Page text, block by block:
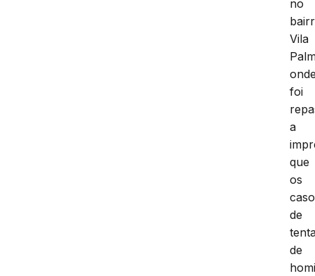
no
Vila
foi
a
que
os
de
de